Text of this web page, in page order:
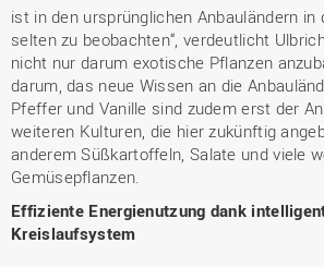
ist in den ursprünglichen Anbauländern in
selten zu beobachten“, verdeutlicht
nicht nur darum exotische Pflanzen
darum, das neue Wissen an die
Pfeffer und Vanille sind zudem erst der
weiteren Kulturen, die hier zukünftig
anderem Süßkartoffeln, Salate und viele
Gemüsepflanzen.
Effiziente Energienutzung dank
Kreislaufsystem